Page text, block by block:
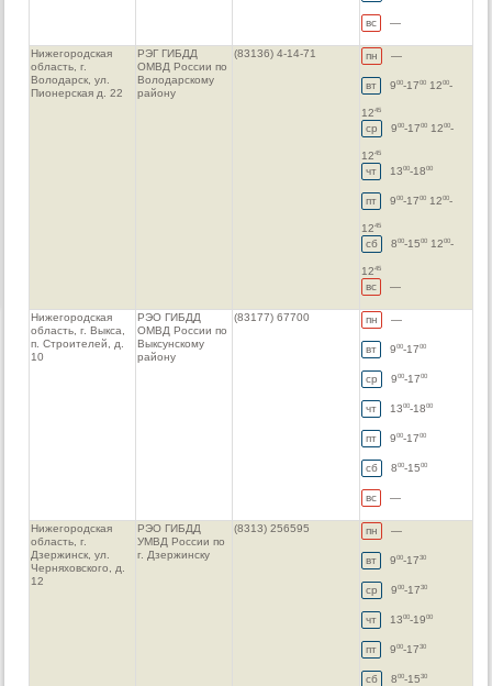
вс —
Нижегородская
область, г.
Володарск, ул.
Пионерская д. 22
РЭГ ГИБДД
ОМВД России по
Володарскому
району
(83136) 4-14-71 пн —
вт 900 -1700 1200 -
1245
ср 900 -1700 1200 -
1245
чт 1300 -1800
пт 900 -1700 1200 -
1245
сб 800 -1500 1200 -
1245
вс —
Нижегородская
область, г. Выкса,
п. Строителей, д.
10
РЭО ГИБДД
ОМВД России по
Выксунскому
району
(83177) 67700 пн —
вт 900 -1700
ср 900 -1700
чт 1300 -1800
пт 900 -1700
сб 800 -1500
вс —
Нижегородская
область, г.
Дзержинск, ул.
Черняховского, д.
12
РЭО ГИБДД
УМВД России по
г. Дзержинску
(8313) 256595 пн —
вт 900 -1730
ср 900 -1730
чт 1300 -1900
пт 900 -1730
сб 800 -1530